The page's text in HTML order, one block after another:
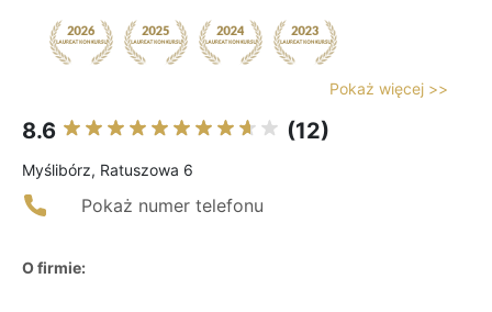
Pokaż więcej >>
8.6 (12)
Myślibórz, Ratuszowa 6
Pokaż numer telefonu
O firmie: